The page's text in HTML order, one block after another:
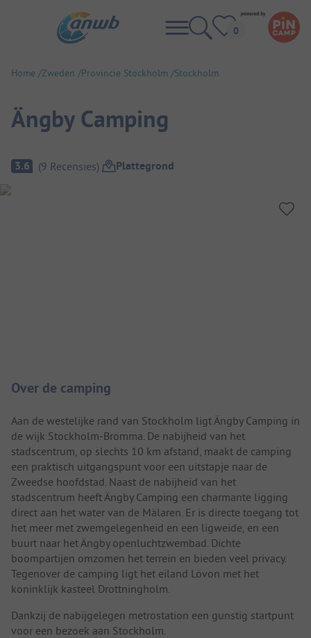
Home Zweden Provincie Stockholm Stockholm
Ängby Camping
Camping overzicht
3.6 (9 Recensies) Plattegrond
Over de camping
Aan de westelijke rand van Stockholm ligt Ängby Camping in
de wijk Stockholm-Bromma. De nabijheid van het
stadscentrum, op slechts 10 km afstand, maakt de camping
een praktisch uitgangspunt voor een uitstapje naar de
Zweedse hoofdstad. Naast de nabijheid van het
stadscentrum heeft Ängby Camping een charmante ligging
direct aan het water van de Mälaren. Er is directe toegang tot
het meer met zwemgelegenheid en een ligweide, en een
buurt naar het Ängby openluchtzwembad. Dichte
boompartijen omzomen het terrein en bieden veel privacy.
Tegenover de camping ligt het eiland Lövon met het
koninklijk kasteel Drottningholm.
Dankzij de nabijgelegen metrostation een gunstig startpunt
voor een bezoek aan Stockholm.